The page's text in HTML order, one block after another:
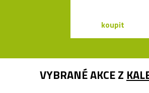
koupit
VYBRANÉ AKCE Z